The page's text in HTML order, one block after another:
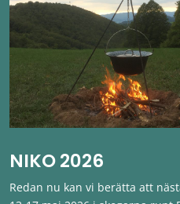
NIKO 2026
Redan nu kan vi berätta att